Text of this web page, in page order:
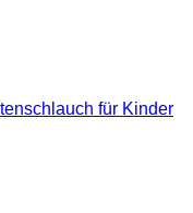
für Kinder